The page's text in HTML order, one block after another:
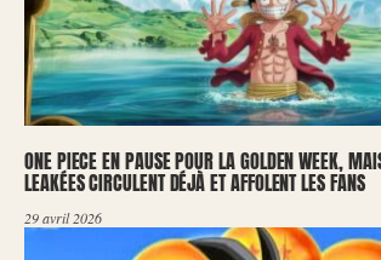
ONE PIECE EN PAUSE POUR LA GOLDEN WEEK,
LEAKÉES CIRCULENT DÉJÀ ET AFFOLENT LES FANS
29 avril 2026